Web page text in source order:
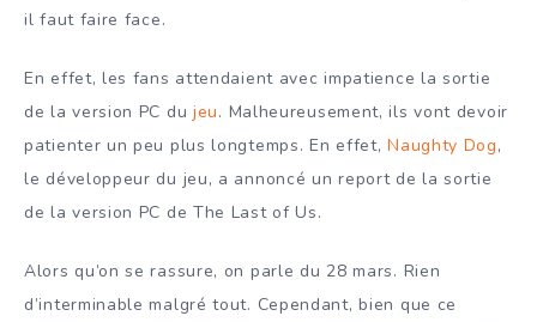
il faut faire face.
En effet, les fans attendaient avec impatience la sortie
de la version PC du jeu. Malheureusement, ils vont devoir
patienter un peu plus longtemps. En effet,Naughty Dog,
le développeur du jeu, a annoncé un report de la sortie
de la version PC de The Last of Us.
Alors qu’on se rassure, on parle du 28 mars. Rien
d’interminable malgré tout. Cependant, bien que ce